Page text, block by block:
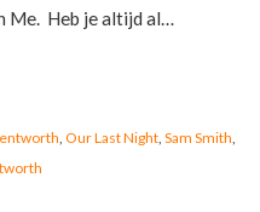
Me. Heb je altijd al…
Our Last Night, Sam Smith